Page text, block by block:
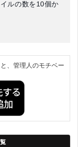
ルの数を10個か
、管理人のモチベー